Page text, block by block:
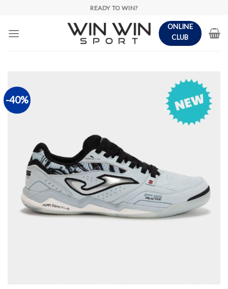
content
READY TO WIN?
ONLINE
CLUB
-40%